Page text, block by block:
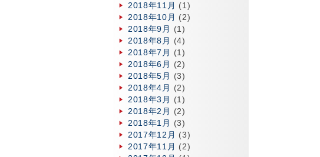
2018年11月 (1)
2018年10月 (2)
2018年9月
(1)
2018年8月
(4)
2018年7月
(1)
2018年6月
(2)
2018年5月
(3)
2018年4月
(2)
2018年3月
(1)
2018年2月
(2)
2018年1月
(3)
2017年12月 (3)
2017年11月 (2)